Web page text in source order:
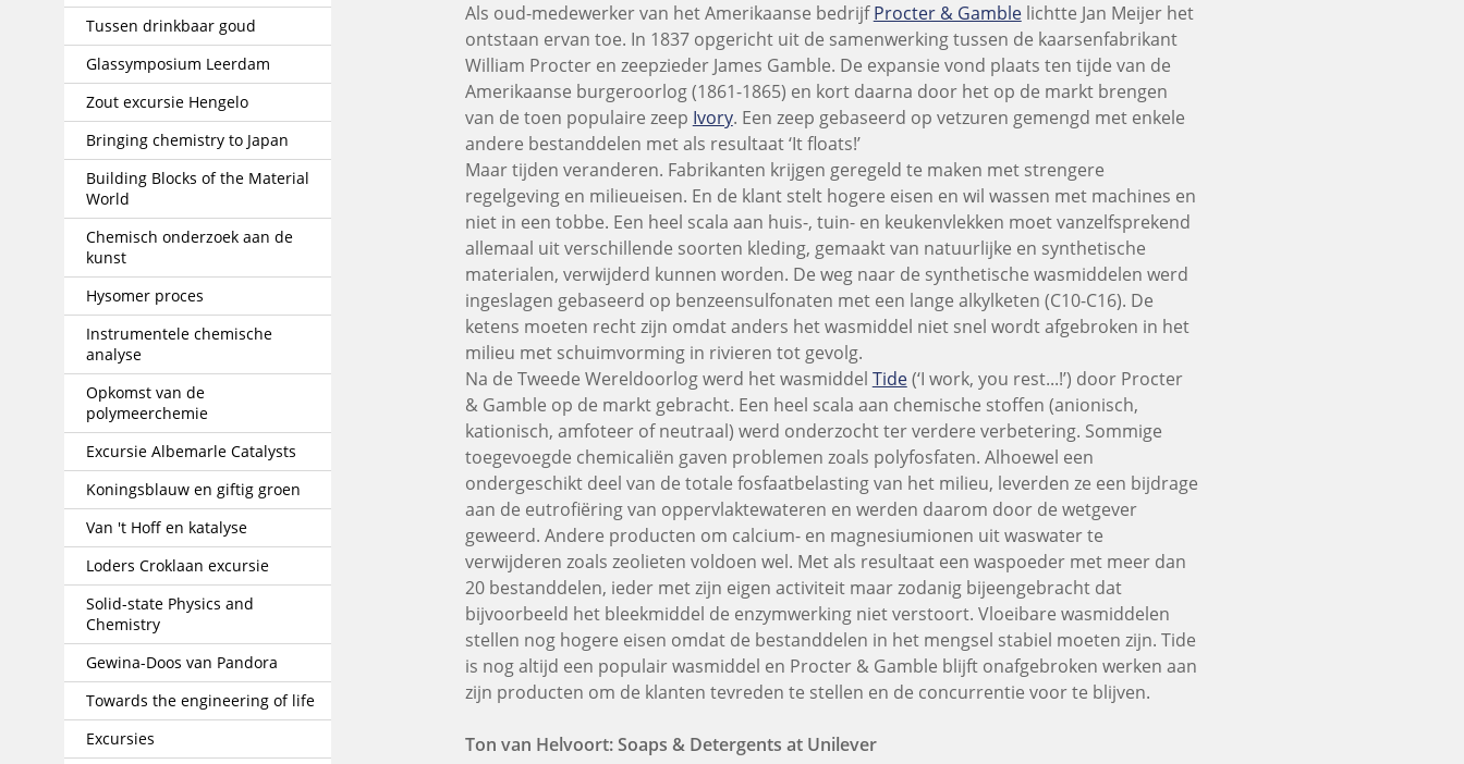
Als oud-medewerker van het Amerikaanse bedrijfProcter & Gamblelichtte Jan Meijer het
ontstaan ervan toe. In 1837 opgericht uit de samenwerking tussen de kaarsenfabrikant
William Procter en zeepzieder James Gamble. De expansie vond plaats ten tijde van de
Amerikaanse burgeroorlog (1861-1865) en kort daarna door het op de markt brengen
van de toen populaire zeep Ivory. Een zeep gebaseerd op vetzuren gemengd met enkele
andere bestanddelen met als resultaat ‘It floats!’
Maar tijden veranderen. Fabrikanten krijgen geregeld te maken met strengere
regelgeving en milieueisen. En de klant stelt hogere eisen en wil wassen met machines en
niet in een tobbe. Een heel scala aan huis-, tuin- en keukenvlekken moet vanzelfsprekend
allemaal uit verschillende soorten kleding, gemaakt van natuurlijke en synthetische
materialen, verwijderd kunnen worden. De weg naar de synthetische wasmiddelen werd
ingeslagen gebaseerd op benzeensulfonaten met een lange alkylketen (C10-C16). De
ketens moeten recht zijn omdat anders het wasmiddel niet snel wordt afgebroken in het
milieu met schuimvorming in rivieren tot gevolg.
Na de Tweede Wereldoorlog werd het wasmiddel Tide(‘I work, you rest...!’) door Procter
& Gamble op de markt gebracht. Een heel scala aan chemische stoffen (anionisch,
kationisch, amfoteer of neutraal) werd onderzocht ter verdere verbetering. Sommige
toegevoegde chemicaliën gaven problemen zoals polyfosfaten. Alhoewel een
ondergeschikt deel van de totale fosfaatbelasting van het milieu, leverden ze een bijdrage
aan de eutrofiëring van oppervlaktewateren en werden daarom door de wetgever
geweerd. Andere producten om calcium- en magnesiumionen uit waswater te
verwijderen zoals zeolieten voldoen wel. Met als resultaat een waspoeder met meer dan
20 bestanddelen, ieder met zijn eigen activiteit maar zodanig bijeengebracht dat
bijvoorbeeld het bleekmiddel de enzymwerking niet verstoort. Vloeibare wasmiddelen
stellen nog hogere eisen omdat de bestanddelen in het mengsel stabiel moeten zijn. Tide
is nog altijd een populair wasmiddel en Procter & Gamble blijft onafgebroken werken aan
zijn producten om de klanten tevreden te stellen en de concurrentie voor te blijven.
Ton van Helvoort: Soaps & Detergents at Unilever
Tussen drinkbaar goud
Glassymposium Leerdam
Zout excursie Hengelo
Bringing chemistry to Japan
Building Blocks of the Material
World
Chemisch onderzoek aan de
kunst
Hysomer proces
Instrumentele chemische
analyse
Opkomst van de
polymeerchemie
Excursie Albemarle Catalysts
Koningsblauw en giftig groen
Van 't Hoff en katalyse
Loders Croklaan excursie
Solid-state Physics and
Chemistry
Gewina-Doos van Pandora
Towards the engineering of life
Excursies